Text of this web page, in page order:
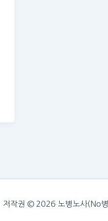
저작권 © 2026 노병노사(No